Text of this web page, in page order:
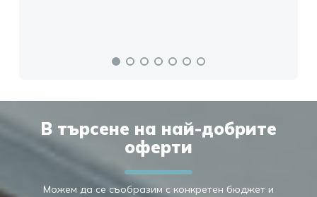
В търсене на най-добрите
оферти
Можем да се съобразим с конкретен бюджет и